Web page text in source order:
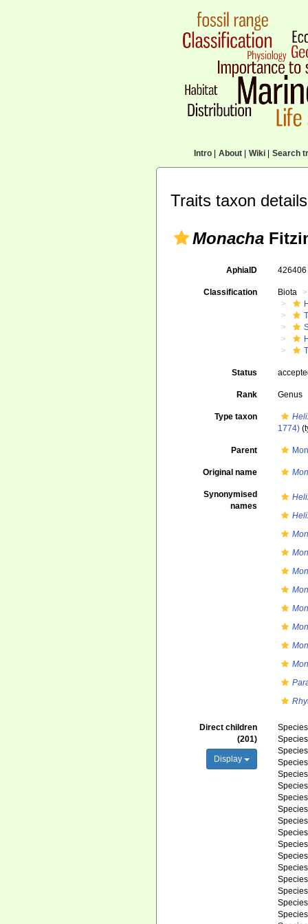
Intro| About| Wiki| Search
Traits taxon details
Monacha
AphiaID
Classification Biota
Status
Rank Genus
Type taxon
1774)
Parent
Original name
Synonymised
names
Direct children
(201)
Display
Species
Species
Species
Species
Species
Species
Species
Species
Species
Species
Species
Species
Species
Species
Species
Species
Species